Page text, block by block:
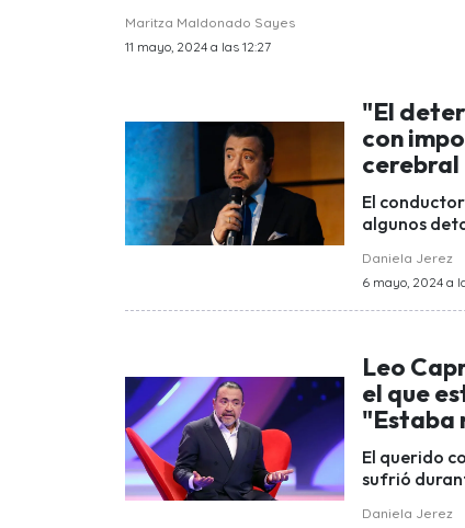
Maritza Maldonado Sayes
11 mayo, 2024 a las 12:27
"El
con
cerebral
El
algunos
Daniela Jerez
6 mayo, 2024 a
Leo
el que
"Estaba
El querido
sufrió
Daniela Jerez